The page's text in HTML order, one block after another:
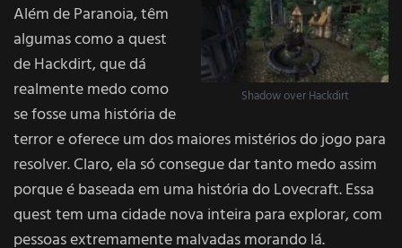
Shadow over Hackdirt
Além de Paranoia, têm
algumas como a quest
de Hackdirt, que dá
realmente medo como
se fosse uma história de
terror e oferece um dos maiores mistérios do jogo para
resolver. Claro, ela só consegue dar tanto medo assim
porque é baseada em uma história do Lovecraft. Essa
quest tem uma cidade nova inteira para explorar, com
pessoas extremamente malvadas morando lá.